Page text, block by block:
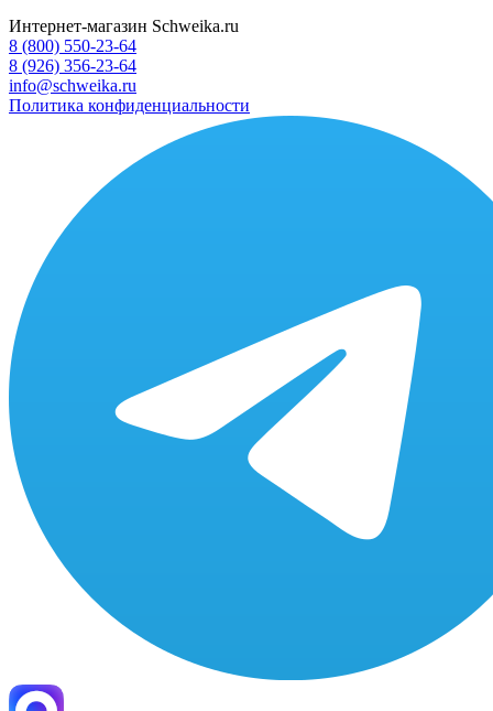
Интернет-магазин Schweika.ru
8 (800) 550-23-64
8 (926) 356-23-64
info@schweika.ru
Политика конфиденциальности